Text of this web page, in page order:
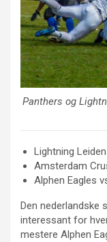
Panthers og
Lightning
Amsterdam
Alphen Eagles
Den nederlandske
interessant for
mestere Alphen